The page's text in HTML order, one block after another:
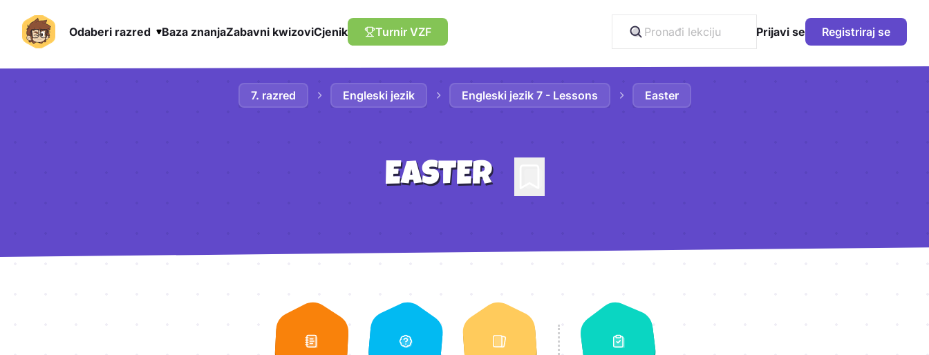
Odaberi razred Baza znanjaZabavni kwizoviCjenik Turnir VZF Prijavi se Registriraj se
7. razred
Engleski jezik Engleski jezik 7 - Lessons Easter
EASTER